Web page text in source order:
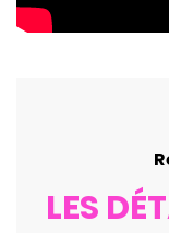
LES